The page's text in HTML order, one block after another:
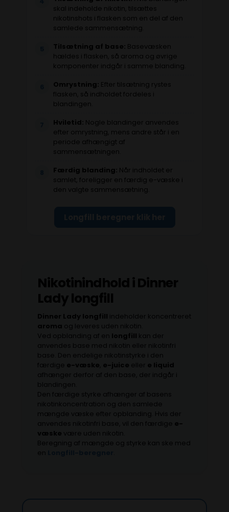
skal indeholde nikotin, tilsættes
nikotinshots i flasken som en del af den
samlede sammensætning.
Tilsætning af base: Basevæsken
hældes i flasken, så aroma og øvrige
komponenter indgår i samme blanding.
Omrystning: Efter tilsætning rystes
flasken, så indholdet fordeles i
blandingen.
Hviletid: Nogle blandinger anvendes
efter omrystning, mens andre står i en
periode afhængigt af
sammensætningen.
Færdig blanding: Når indholdet er
samlet, foreligger en færdig e-væske i
den valgte sammensætning.
Nikotinindhold iDinner
Ladylongfill
Dinner Lady longfill indeholder koncentreret
aroma og leveres uden nikotin.
Ved opblanding af en longfill kan der
anvendes base med nikotin eller nikotinfri
base. Den endelige nikotinstyrke i den
færdige e-væske e-juice eller e liquid
afhænger derfor af den base, der indgår i
blandingen.
Den færdige styrke afhænger af basens
nikotinkoncentration og den samlede
mængde væske efter opblanding. Hvis der
anvendes nikotinfri base, vil den færdige e-
væske være uden nikotin.
Beregning af mængde og styrke kan ske med
en